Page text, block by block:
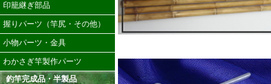
印籠継ぎ部品
握りパーツ（竿尻・その他）
小物パーツ・金具
わかさぎ竿製作パーツ
釣竿完成品・半製品